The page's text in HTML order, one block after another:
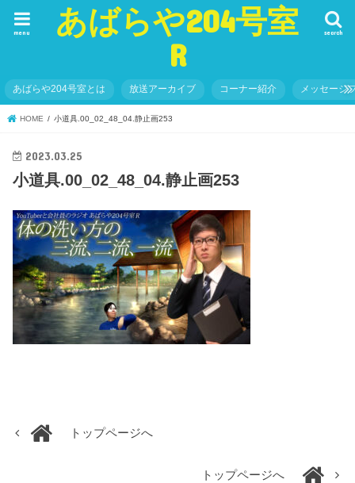
あばらや204号室
R
search
menu
あばらや204号室とは 放送アーカイブ コーナー紹介 メッセージ
HOME 小道具.00_02_48_04.静止画253
2023.03.25
小道具.00_02_48_04.静止画253
トップページへ
トップページへ